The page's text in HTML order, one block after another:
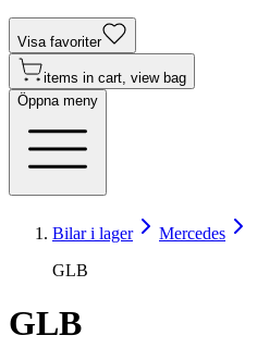
Visa favoriter
items in cart, view bag
Öppna meny
Bilar i lager
Mercedes
GLB
GLB